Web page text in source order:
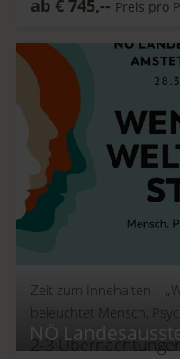
ab € 745,-- Preis pro
NÖ
Zeit zum Innehalten –
beleuchtet Mensch,
2-3